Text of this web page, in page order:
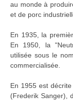
au monde à
et de porc
En 1935, la
En 1950, la
utilisée sous le
commercialisée.
En 1955 est
(Frederik Sanger),